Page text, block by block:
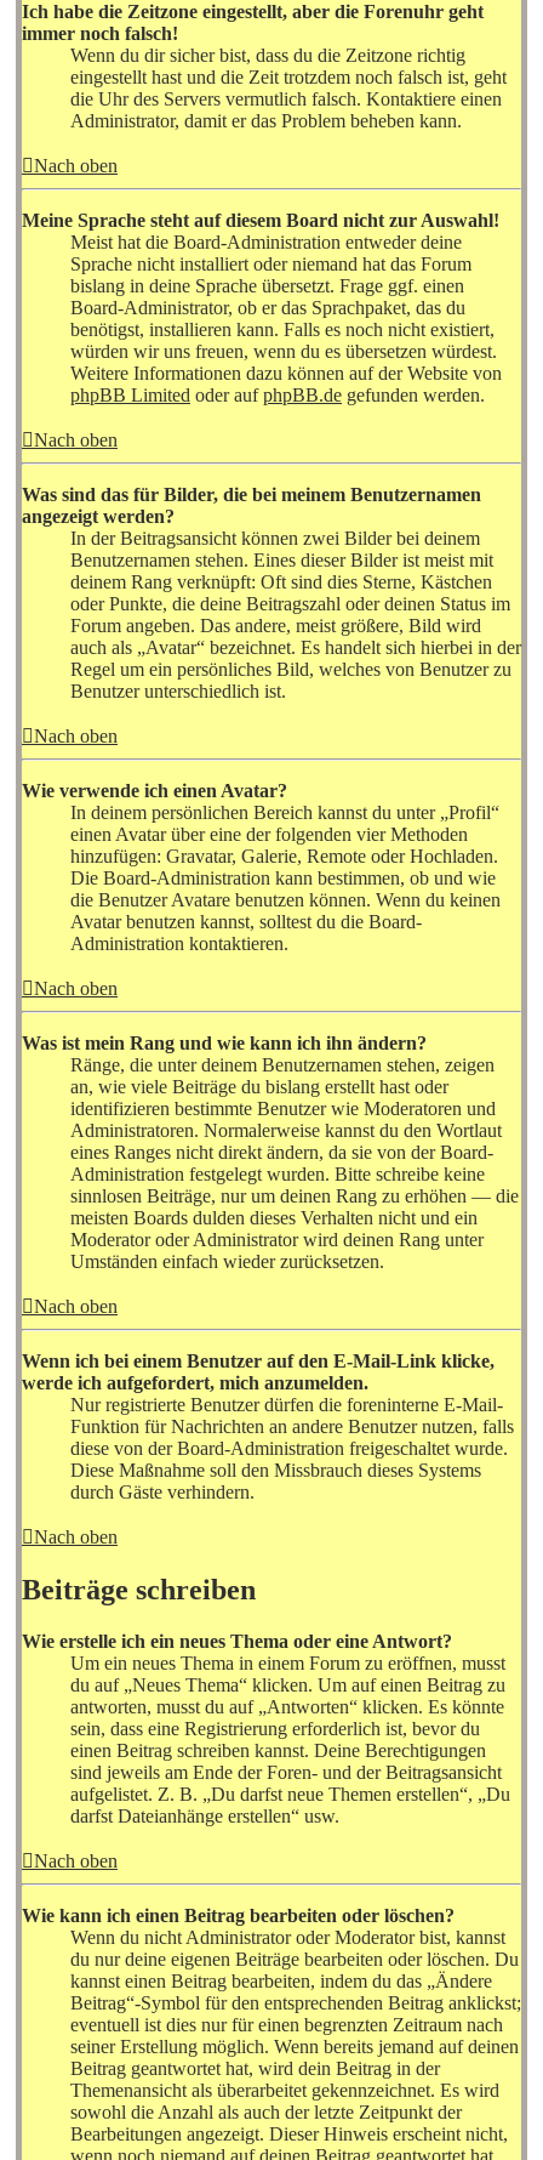
Ich habe die Zeitzone eingestellt, aber die Forenuhr geht
immer noch falsch!
Wenn du dir sicher bist, dass du die Zeitzone richtig
eingestellt hast und die Zeit trotzdem noch falsch ist, geht
die Uhr des Servers vermutlich falsch. Kontaktiere einen
Administrator, damit er das Problem beheben kann.
Nach oben
Meine Sprache steht auf diesem Board nicht zur Auswahl!
Meist hat die Board-Administration entweder deine
Sprache nicht installiert oder niemand hat das Forum
bislang in deine Sprache übersetzt. Frage ggf. einen
Board-Administrator, ob er das Sprachpaket, das du
benötigst, installieren kann. Falls es noch nicht existiert,
würden wir uns freuen, wenn du es übersetzen würdest.
Weitere Informationen dazu können auf der Website von
phpBB Limited oder aufphpBB.de gefunden werden.
Nach oben
Was sind das für Bilder, die bei meinem Benutzernamen
angezeigt werden?
In der Beitragsansicht können zwei Bilder bei deinem
Benutzernamen stehen. Eines dieser Bilder ist meist mit
deinem Rang verknüpft: Oft sind dies Sterne, Kästchen
oder Punkte, die deine Beitragszahl oder deinen Status im
Forum angeben. Das andere, meist größere, Bild wird
auch als „Avatar“ bezeichnet. Es handelt sich hierbei in der
Regel um ein persönliches Bild, welches von Benutzer zu
Benutzer unterschiedlich ist.
Nach oben
Wie verwende ich einen Avatar?
In deinem persönlichen Bereich kannst du unter „Profil“
einen Avatar über eine der folgenden vier Methoden
hinzufügen: Gravatar, Galerie, Remote oder Hochladen.
Die Board-Administration kann bestimmen, ob und wie
die Benutzer Avatare benutzen können. Wenn du keinen
Avatar benutzen kannst, solltest du die Board-
Administration kontaktieren.
Nach oben
Was ist mein Rang und wie kann ich ihn ändern?
Ränge, die unter deinem Benutzernamen stehen, zeigen
an, wie viele Beiträge du bislang erstellt hast oder
identifizieren bestimmte Benutzer wie Moderatoren und
Administratoren. Normalerweise kannst du den Wortlaut
eines Ranges nicht direkt ändern, da sie von der Board-
Administration festgelegt wurden. Bitte schreibe keine
sinnlosen Beiträge, nur um deinen Rang zu erhöhen — die
meisten Boards dulden dieses Verhalten nicht und ein
Moderator oder Administrator wird deinen Rang unter
Umständen einfach wieder zurücksetzen.
Nach oben
Wenn ich bei einem Benutzer auf den E-Mail-Link klicke,
werde ich aufgefordert, mich anzumelden.
Nur registrierte Benutzer dürfen die foreninterne E-Mail-
Funktion für Nachrichten an andere Benutzer nutzen, falls
diese von der Board-Administration freigeschaltet wurde.
Diese Maßnahme soll den Missbrauch dieses Systems
durch Gäste verhindern.
Nach oben
Beiträge schreiben
Wie erstelle ich ein neues Thema oder eine Antwort?
Um ein neues Thema in einem Forum zu eröffnen, musst
du auf „Neues Thema“ klicken. Um auf einen Beitrag zu
antworten, musst du auf „Antworten“ klicken. Es könnte
sein, dass eine Registrierung erforderlich ist, bevor du
einen Beitrag schreiben kannst. Deine Berechtigungen
sind jeweils am Ende der Foren- und der Beitragsansicht
aufgelistet. Z. B. „Du darfst neue Themen erstellen“, „Du
darfst Dateianhänge erstellen“ usw.
Nach oben
Wie kann ich einen Beitrag bearbeiten oder löschen?
Wenn du nicht Administrator oder Moderator bist, kannst
du nur deine eigenen Beiträge bearbeiten oder löschen. Du
kannst einen Beitrag bearbeiten, indem du das „Ändere
Beitrag“-Symbol für den entsprechenden Beitrag anklickst;
eventuell ist dies nur für einen begrenzten Zeitraum nach
seiner Erstellung möglich. Wenn bereits jemand auf deinen
Beitrag geantwortet hat, wird dein Beitrag in der
Themenansicht als überarbeitet gekennzeichnet. Es wird
sowohl die Anzahl als auch der letzte Zeitpunkt der
Bearbeitungen angezeigt. Dieser Hinweis erscheint nicht,